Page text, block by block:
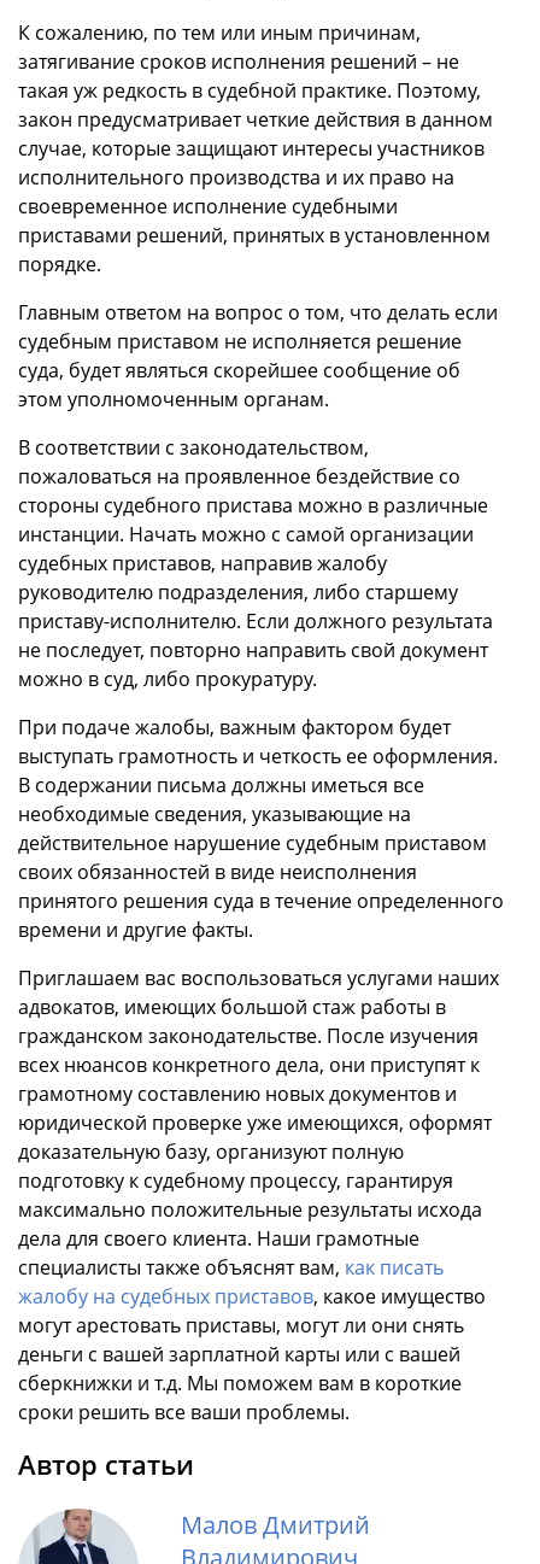
К сожалению, по тем или иным причинам,
затягивание сроков исполнения решений – не
такая уж редкость в судебной практике. Поэтому,
закон предусматривает четкие действия в данном
случае, которые защищают интересы участников
исполнительного производства и их право на
своевременное исполнение судебными
приставами решений, принятых в установленном
порядке.
Главным ответом на вопрос о том, что делать если
судебным приставом не исполняется решение
суда, будет являться скорейшее сообщение об
этом уполномоченным органам.
В соответствии с законодательством,
пожаловаться на проявленное бездействие со
стороны судебного пристава можно в различные
инстанции. Начать можно с самой организации
судебных приставов, направив жалобу
руководителю подразделения, либо старшему
приставу-исполнителю. Если должного результата
не последует, повторно направить свой документ
можно в суд, либо прокуратуру.
При подаче жалобы, важным фактором будет
выступать грамотность и четкость ее оформления.
В содержании письма должны иметься все
необходимые сведения, указывающие на
действительное нарушение судебным приставом
своих обязанностей в виде неисполнения
принятого решения суда в течение определенного
времени и другие факты.
Приглашаем вас воспользоваться услугами наших
адвокатов, имеющих большой стаж работы в
гражданском законодательстве. После изучения
всех нюансов конкретного дела, они приступят к
грамотному составлению новых документов и
юридической проверке уже имеющихся, оформят
доказательную базу, организуют полную
подготовку к судебному процессу, гарантируя
максимально положительные результаты исхода
дела для своего клиента. Наши грамотные
специалисты также объяснят вам, как писать
жалобу на судебных приставов, какое имущество
могут арестовать приставы, могут ли они снять
деньги с вашей зарплатной карты или с вашей
сберкнижки и т.д. Мы поможем вам в короткие
сроки решить все ваши проблемы.
Автор статьи
Малов Дмитрий